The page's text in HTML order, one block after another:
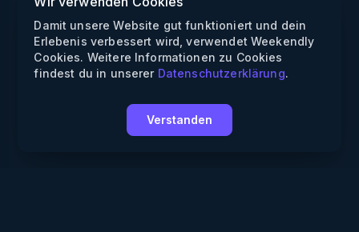
Damit unsere Website gut funktioniert und dein
Erlebenis verbessert wird, verwendet Weekendly
Cookies. Weitere Informationen zu Cookies
findest du in unserer Datenschutzerklärung.
Verstanden